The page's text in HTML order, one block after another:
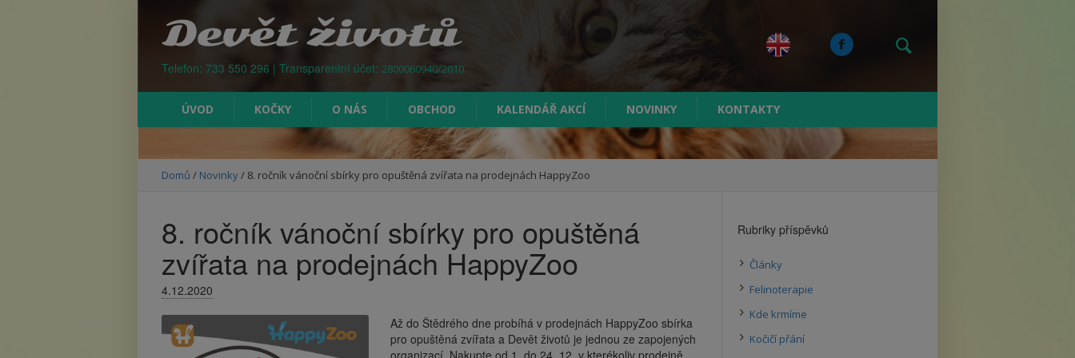
Telefon: 733 550 296 | Transparentní účet: 2800060940/2010
ÚVOD KOČKY O NÁS OBCHOD KALENDÁŘ AKCÍ NOVINKY KONTAKTY
Domů / Novinky/ 8. ročník vánoční sbírky pro opuštěná zvířata na prodejnách HappyZoo
8. ročník vánoční sbírky pro opuštěná
zvířata na prodejnách HappyZoo
4.12.2020
Až do Štědrého dne probíhá v prodejnách HappyZoo sbírka
pro opuštěná zvířata a Devět životů je jednou ze zapojených
organizací. Nakupte od 1. do 24. 12. v kterékoliv prodejně
Rubriky příspěvků
Články
Felinoterapie
Kde krmíme
Kočičí přání